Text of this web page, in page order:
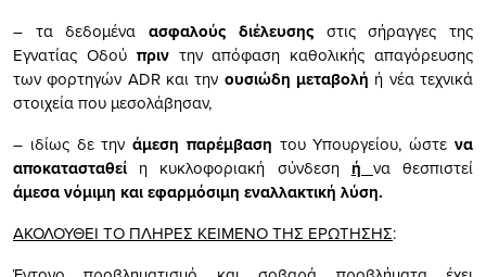
– τα δεδομέναασφαλούς διέλευσηςστις σήραγγες της
Εγνατίας Οδού πριντην απόφαση καθολικής απαγόρευσης
των φορτηγών ADR και την ουσιώδη μεταβολή ή νέα τεχνικά
στοιχεία που μεσολάβησαν,
– ιδίως δε τηνάμεση παρέμβαση του Υπουργείου, ώστενα
αποκατασταθεί η κυκλοφοριακή σύνδεση ή να θεσπιστεί
άμεσα νόμιμη και εφαρμόσιμη εναλλακτική λύση.
ΑΚΟΛΟΥΘΕΙ ΤΟ ΠΛΗΡΕΣ ΚΕΙΜΕΝΟ ΤΗΣ ΕΡΩΤΗΣΗΣ: